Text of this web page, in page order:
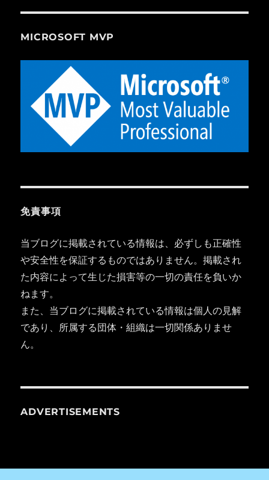
MICROSOFT MVP
免責事項
当ブログに掲載されている情報は、必ずしも正確性
や安全性を保証するものではありません。掲載され
た内容によって生じた損害等の一切の責任を負いか
ねます。
また、当ブログに掲載されている情報は個人の見解
であり、所属する団体・組織は一切関係ありませ
ん。
ADVERTISEMENTS